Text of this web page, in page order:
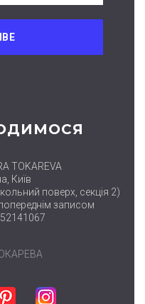
TOKAREVA
Київ
поверх, секція 2)
записом
Pinterest Instagram